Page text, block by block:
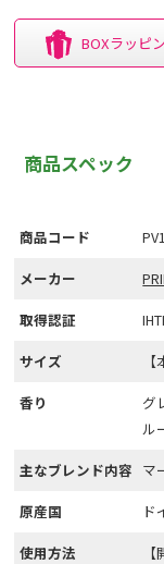
BOXラッピ
商品スペック
商品コード
メーカー
取得認証
サイズ
香り
グ
ル
主なブレンド内容 マ
原産国
ド
使用方法